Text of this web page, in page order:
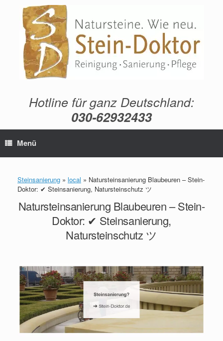
springen
Hotline für ganz Deutschland:
030-62932433
Menü
Steinsanierung » local » Natursteinsanierung Blaubeuren – Stein-
Doktor: ✔ Steinsanierung, Natursteinschutz ツ
Natursteinsanierung Blaubeuren – Stein-
Doktor: ✔ Steinsanierung,
Natursteinschutz ツ